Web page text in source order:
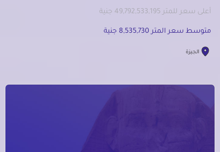
أعلى سعر للمتر 49,792,533,195 جنية
متوسط سعر المتر 8,535,730 جنية
الجيزة